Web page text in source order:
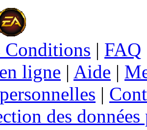
Conditions | FAQ
ligne | Aide |
|
des